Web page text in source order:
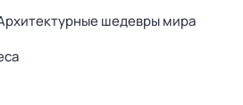
шедевры мира